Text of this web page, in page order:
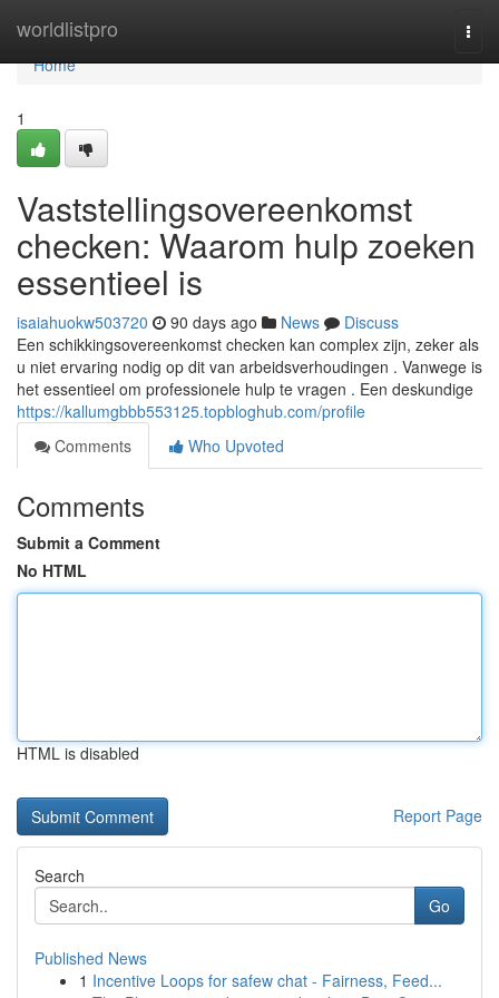
worldlistpro
Home
Home
1
Vaststellingsovereenkomst
checken: Waarom hulp zoeken
essentieel is
isaiahuokw503720 90 days ago News
Discuss
Een schikkingsovereenkomst checken kan complex zijn, zeker als
u niet ervaring nodig op dit van arbeidsverhoudingen . Vanwege is
het essentieel om professionele hulp te vragen . Een deskundige
https://kallumgbbb553125.topbloghub.com/profile
Comments
Who Upvoted
Comments
Submit a Comment
No HTML
HTML is disabled
Report Page
Search
Go
Published News
1 Incentive Loops for safew chat - Fairness, Feed...